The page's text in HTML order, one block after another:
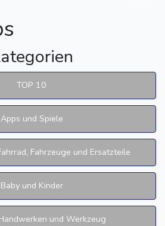
TOP 10
Apps und Spiele
Fahrzeuge und Ersatzteile
Baby und Kinder
und Werkzeug